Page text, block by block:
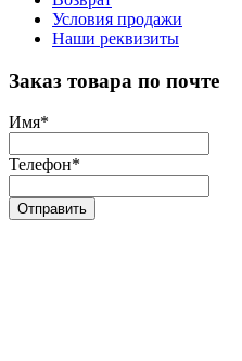
Условия продажи
Наши реквизиты
Заказ товара по почте
Имя*
Телефон*
Отправить